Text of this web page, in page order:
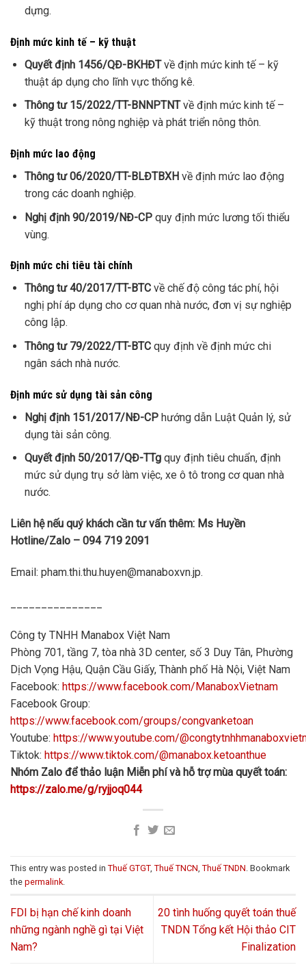
dựng.
Định mức kinh tế – kỹ thuật
Quyết định 1456/QĐ-BKHĐTvề định mức kinh tế – kỹ
thuật áp dụng cho lĩnh vực thống kê.
Thông tư 15/2022/TT-BNNPTNTvề định mức kinh tế –
kỹ thuật trong nông nghiệp và phát triển nông thôn.
Định mức lao động
Thông tư 06/2020/TT-BLĐTBXHvề định mức lao động
trong các doanh nghiệp.
Nghị định 90/2019/NĐ-CPquy định mức lương tối thiểu
vùng.
Định mức chi tiêu tài chính
Thông tư 40/2017/TT-BTCvề chế độ công tác phí, hội
nghị phí áp dụng cho cơ quan nhà nước, đơn vị sự nghiệp
công lập.
Thông tư 79/2022/TT-BTCquy định về định mức chi
ngân sách nhà nước.
Định mức sử dụng tài sản công
Nghị định 151/2017/NĐ-CPhướng dẫn Luật Quản lý, sử
dụng tài sản công.
Quyết định 50/2017/QĐ-TTgquy định tiêu chuẩn, định
mức sử dụng trụ sở làm việc, xe ô tô trong cơ quan nhà
nước.
Liên hệ nếu quý khách cần tư vấn thêm: Ms Huyền
Hotline/Zalo – 094 719 2091
Email: pham.thi.thu.huyen@manaboxvn.jp.
Công ty TNHH Manabox Việt Nam
Phòng 701, tầng 7, tòa nhà 3D center, số 3 Duy Tân, Phường
Dịch Vọng Hậu, Quận Cầu Giấy, Thành phố Hà Nội, Việt Nam
Facebook: https://www.facebook.com/ManaboxVietnam
Facebook Group:
https://www.facebook.com/groups/congvanketoan
Youtube: https://www.youtube.com/
Tiktok: https://www.tiktok.com/@manabox.ketoanthue
Nhóm Zalo để thảo luận Miễn phí và hỗ trợ mùa quyết toán:
https://zalo.me/g/ryjjoq044
This entry was posted in Thuế GTGT, Thuế TNCN Thuế TNDN . Bookmark
the permalink
FDI bị hạn chế kinh doanh
những ngành nghề gì tại Việt
Nam?
20 tình huống quyết toán thuế
TNDN Tổng kết Hội thảo CIT
Finalization